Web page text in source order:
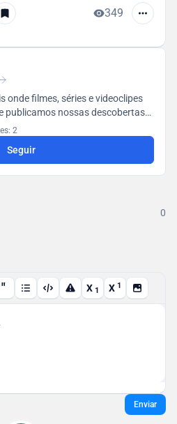
349
onde filmes, séries e videoclipes
publicamos nossas descobertas
acessível a todos os
2
Seguir
0
" X 1 X 1
Enviar